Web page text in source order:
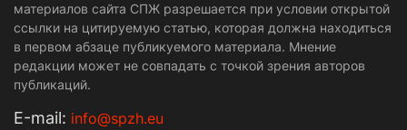
материалов сайта СПЖ разрешается при условии открытой
ссылки на цитируемую статью, которая должна находиться
в первом абзаце публикуемого материала. Мнение
редакции может не совпадать с точкой зрения авторов
публикаций.
Е-mail: info@spzh.eu